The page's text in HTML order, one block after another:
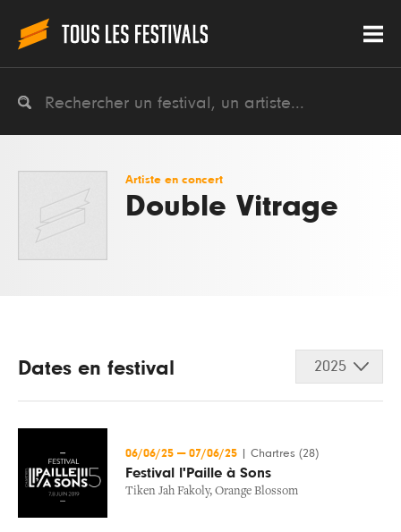
Artiste en concert
Double Vitrage
Dates en festival 2025
06/06/25 — 07/06/25 Chartres (28)
Festival l'Paille à Sons
Tiken Jah Fakoly, Orange Blossom